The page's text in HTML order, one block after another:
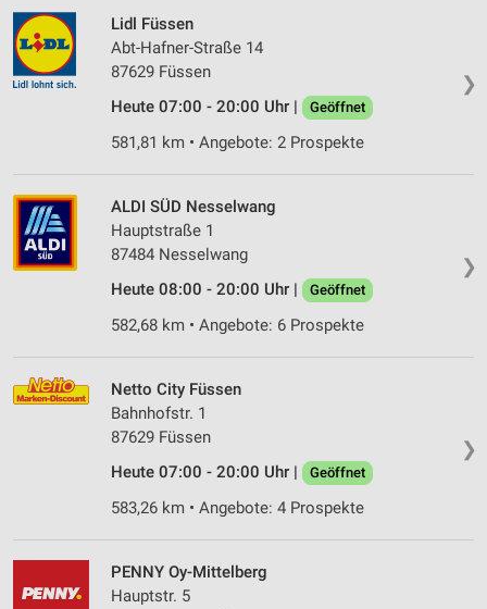
❯
Lidl Füssen
Abt-Hafner-Straße 14
87629 Füssen
Heute 07:00 - 20:00 Uhr |
Geöffnet
581,81 km • Angebote: 2 Prospekte
❯
ALDI SÜD Nesselwang
Hauptstraße 1
87484 Nesselwang
Heute 08:00 - 20:00 Uhr |
Geöffnet
582,68 km • Angebote: 6 Prospekte
❯
Netto City Füssen
Bahnhofstr. 1
87629 Füssen
Heute 07:00 - 20:00 Uhr |
Geöffnet
583,26 km • Angebote: 4 Prospekte
PENNY Oy-Mittelberg
Hauptstr. 5